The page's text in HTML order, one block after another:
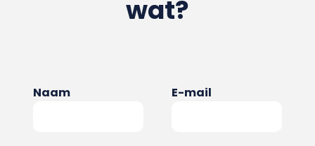
wat?
Naam E-mail